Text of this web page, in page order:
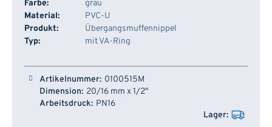
Farbe:
grau
Material:
PVC-U
Produkt:
Übergangsmuffennippel
Typ:
mit VA-Ring
Artikelnummer Dimension
0100515M
20/16 mm x 1/2"
PN16